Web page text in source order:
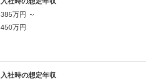
385万円 ～
450万円
入社時の想定年収